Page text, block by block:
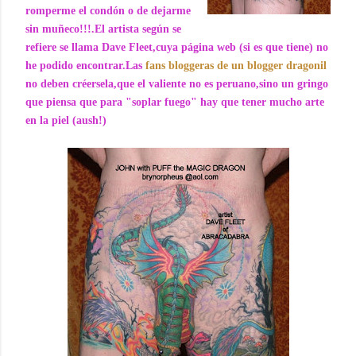
romperme el condón o de dejarme
sin muñeco!!!.El artista según se
refiere se llama Dave Fleet,cuya página web (si es que tiene) no
he podido encontrar.Las fans bloggeras de un blogger dragonil
no deben créersela,que el valiente no es peruano,sino un gringo
que piensa que para "soplar fuego" hay que tener mucho arte
en la piel (aush!)